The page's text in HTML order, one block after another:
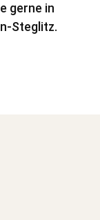
gerne in
Steglitz.